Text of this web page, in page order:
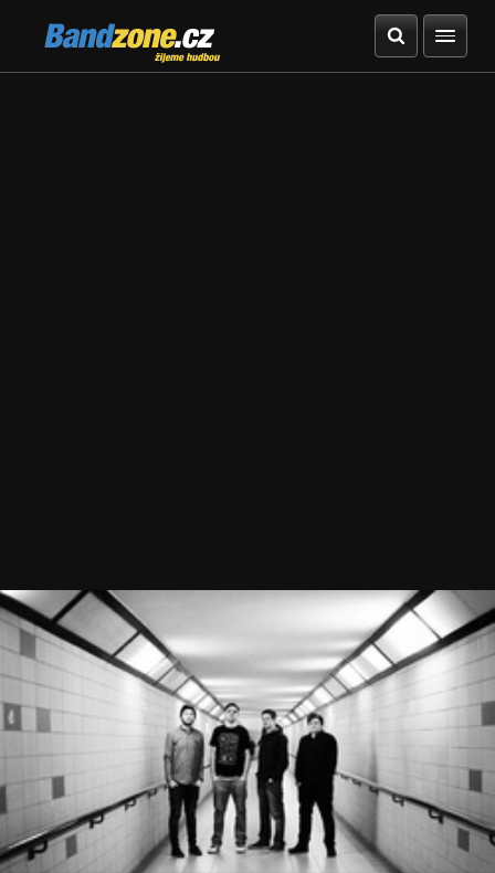
Bandzone.cz
žijeme hudbou